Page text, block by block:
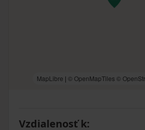
MapLibre | © OpenMapTiles ©
Vzdialenosť k: